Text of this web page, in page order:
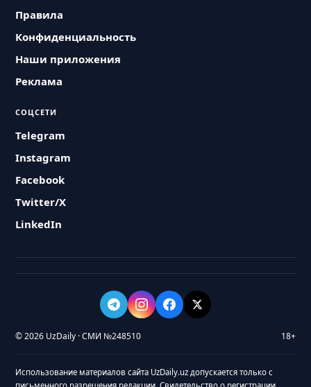
Правила
Конфиденциальность
Наши приложения
Реклама
СОЦСЕТИ
Telegram
Instagram
Facebook
Twitter/X
LinkedIn
© 2026 UzDaily · СМИ №248510 18+
Использование материалов сайта UzDaily.uz допускается только с